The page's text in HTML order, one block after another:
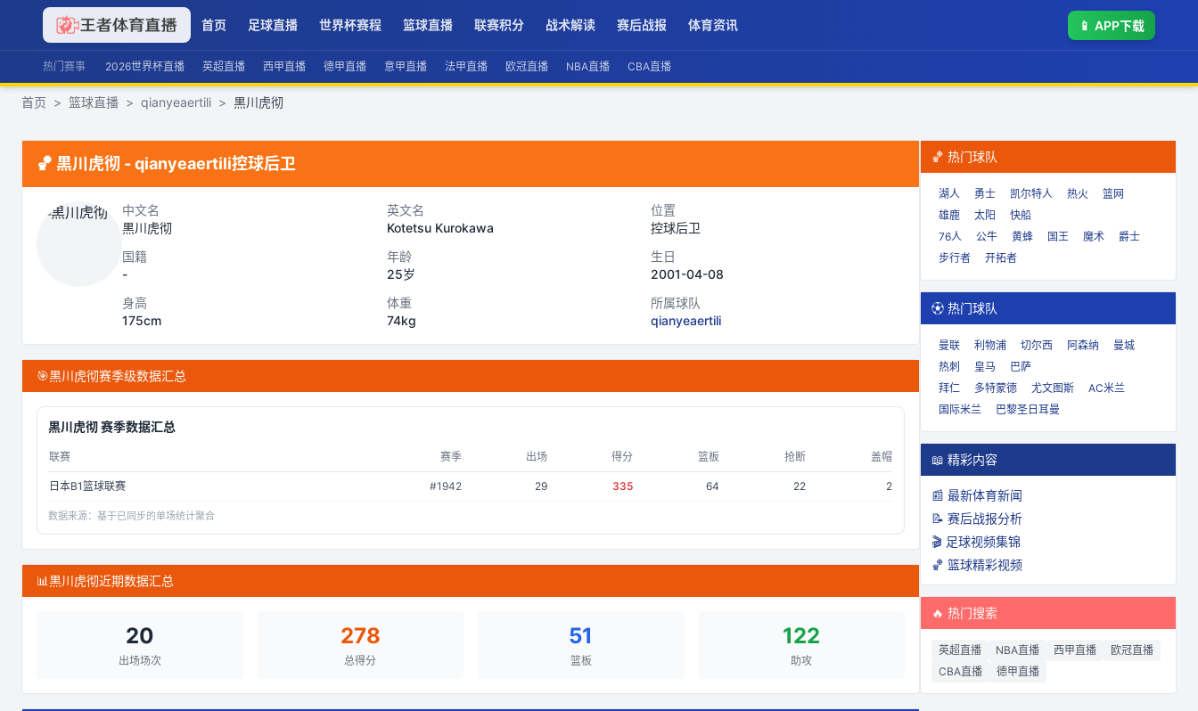
首页 足球直播 世界杯赛程 篮球直播 联赛积分 战术解读 赛后战报 体育资讯 📱 APP下载
热门赛事 2026世界杯直播 英超直播 西甲直播 德甲直播 意甲直播 法甲直播 欧冠直播 NBA直播 CBA直播
首页 > 篮球直播 > qianyeaertili > 黒川虎彻
🏀 黒川虎彻 -qianyeaertili控球后卫
中文名
黒川虎彻
英文名
Kotetsu Kurokawa
位置
控球后卫
国籍
-
年龄
25岁
生日
2001-04-08
身高
175cm
体重
74kg
所属球队
qianyeaertili
🎯黒川虎彻赛季级数据汇总
黒川虎彻赛季数据汇总
联赛 赛季 出场 得分 篮板 抢断 盖帽
日本B1篮球联赛 #1942 29 335 64 22 2
数据来源： 基于已同步的单场统计聚合
📊黒川虎彻近期数据汇总
20
出场场次
278
总得分
51
篮板
122
助攻
🏀 热门球队
湖人 勇士 凯尔特人 热火
篮网
雄鹿
太阳
快船
76人
公牛 黄蜂 国王 魔术
爵士
步行者
开拓者
⚽ 热门球队
曼联 利物浦 切尔西 阿森纳
曼城
热刺
皇马
巴萨
拜仁
多特蒙德 尤文图斯
AC米兰
国际米兰
巴黎圣日耳曼
📖 精彩内容
📰 最新体育新闻
📝 赛后战报分析
🎬 足球视频集锦
🏀 篮球精彩视频
🔥 热门搜索
英超直播 NBA直播 西甲直播
欧冠直播
CBA直播
德甲直播